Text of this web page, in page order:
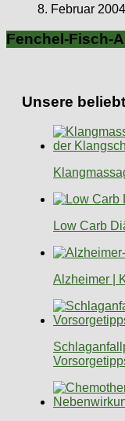
8. Februar 2004
Fenchel-Fisch-
Unsere
Low Carb
Alzheimer |